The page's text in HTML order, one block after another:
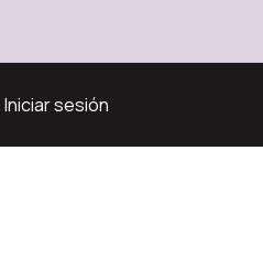
Iniciar sesión